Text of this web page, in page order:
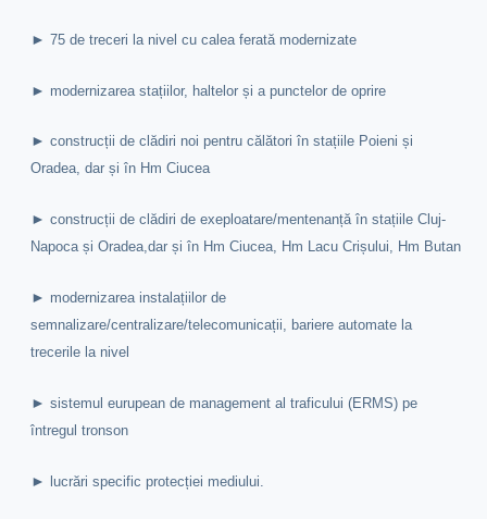
►75 de treceri la nivel cu calea ferată modernizate
► modernizarea stațiilor, haltelor și a punctelor de oprire
►construcții de clădiri noi pentru călători în stațiile Poieni și
Oradea, dar și în Hm Ciucea
►construcții de clădiri de exeploatare/mentenanță în stațiile Cluj-
Napoca și Oradea,dar și în Hm Ciucea, Hm Lacu Crișului, Hm Butan
► modernizarea instalațiilor de
semnalizare/centralizare/telecomunicații, bariere automate la
trecerile la nivel
►sistemul eurupean de management al traficului (ERMS) pe
întregul tronson
► lucrări specific protecției mediului.